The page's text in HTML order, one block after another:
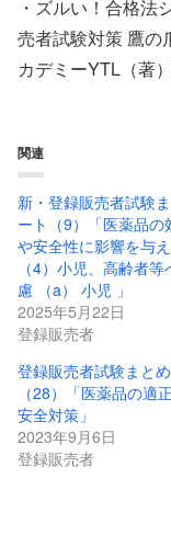
・ズルい！合格
売者試験対策 鷹
カデミーYTL（著
関連
新・登録販売者試験
ート（9）「医薬品の
や安全性に影響を与
（4）小児、高齢者
慮 （a） 小児 」
2025年5月22日
登録販売者
登録販売者試験まと
（28）「医薬品の適
安全対策」
2023年9月6日
登録販売者